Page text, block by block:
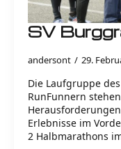
SV
andersont 29.
Die Laufgruppe
RunFunnern
Erlebnisse im
2 Halbmarathons